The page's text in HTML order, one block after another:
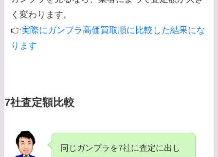
く変わります。
👉実際にガンプラ高価買取順に比較した結果にな
ります
7社査定額比較
同じガンプラを7社に査定に出し